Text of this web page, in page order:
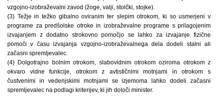
vzgojno-izobraževalni zavod (žoge, valji, stolčki, stojke).
(3) Težje in težko gibalno oviranim ter slepim otrokom, ki so usmerjeni v
programe za predšolske otroke in izobraževalne programe s prilagojenim
izvajanjem z dodatno strokovno pomočjo se lahko za izvajanje fizične
pomoči v času izvajanja vzgojno-izobraževalnega dela dodeli stalni ali
začasni spremljevalec.
(4) Dolgotrajno bolnim otrokom, slabovidnim otrokom oziroma otrokom z
okvaro vidne funkcije, otrokom z avtističnimi motnjami in otrokom s
čustvenimi in vedenjskimi motnjami se izjemoma lahko dodeli začasni
spremljevalec na podlagi kriterijev, ki jih določi minister.